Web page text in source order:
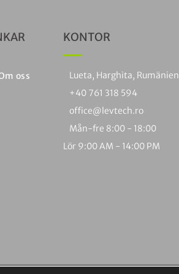
oss
KONTOR
Lueta, Harghita, Rumänien
+40 761 318 594
office@levtech.ro
Mån-fre 8:00 - 18:00
Lör 9:00 AM - 14:00 PM